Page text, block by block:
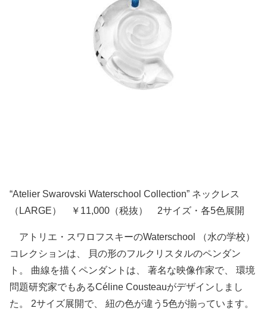
“Atelier Swarovski Waterschool Collection” ネックレス
（LARGE） ￥11,000（税抜） 2サイズ・各5色展開
アトリエ・スワロフスキーのWaterschool （水の学校）
コレクションは、 貝の形のフルクリスタルのペンダン
ト。 曲線を描くペンダントは、 著名な映像作家で、 環境
問題研究家でもあるCéline Cousteauがデザインしまし
た。 2サイズ展開で、 紐の色が違う5色が揃っています。